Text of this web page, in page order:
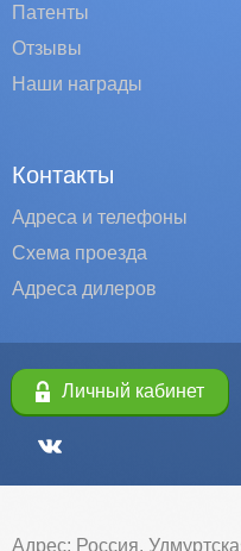
Патенты
Отзывы
Наши награды
Контакты
Адреса и телефоны
Схема проезда
Адреса дилеров
Личный кабинет
Адрес: Россия,